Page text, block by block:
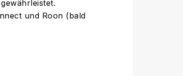
und Roon (bald